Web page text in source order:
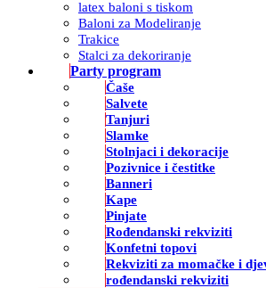
latex baloni s tiskom
Baloni za Modeliranje
Trakice
Stalci za dekoriranje
Party program
Čaše
Salvete
Tanjuri
Slamke
Stolnjaci i dekoracije
Pozivnice i čestitke
Banneri
Kape
Pinjate
Rođendanski rekviziti
Konfetni topovi
Rekviziti za momačke i
rođendanski rekviziti